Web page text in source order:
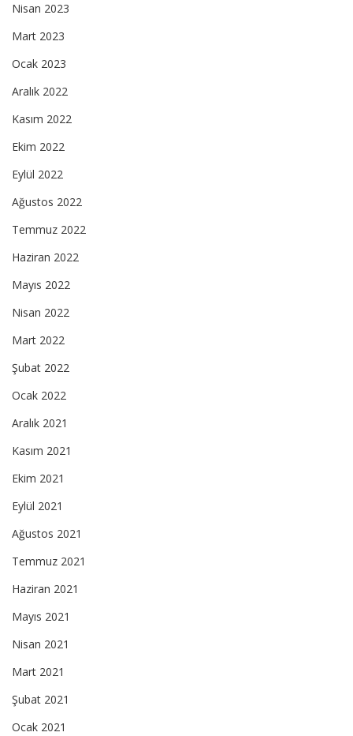
Nisan 2023
Mart 2023
Ocak 2023
Aralık 2022
Kasım 2022
Ekim 2022
Eylül 2022
Ağustos 2022
Temmuz 2022
Haziran 2022
Mayıs 2022
Nisan 2022
Mart 2022
Şubat 2022
Ocak 2022
Aralık 2021
Kasım 2021
Ekim 2021
Eylül 2021
Ağustos 2021
Temmuz 2021
Haziran 2021
Mayıs 2021
Nisan 2021
Mart 2021
Şubat 2021
Ocak 2021